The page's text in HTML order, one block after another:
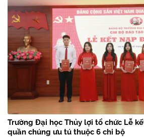
Trường Đại học Thủy lợi tổ chức Lễ
quần chúng ưu tú thuộc 6 chi bộ